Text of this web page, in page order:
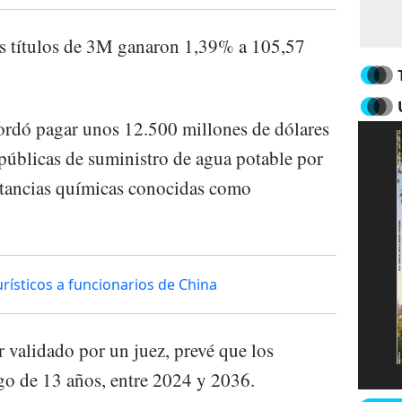
títulos de 3M ganaron 1,39% a 105,57
pagar unos 12.500 millones de dólares
de suministro de agua potable por
químicas conocidas como
a funcionarios de China
validado por un juez, prevé que los
de 13 años, entre 2024 y 2036.